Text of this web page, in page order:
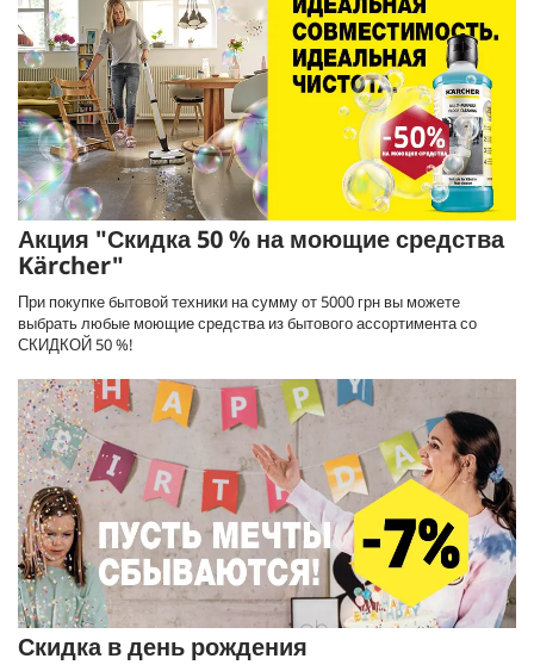
Акция "Скидка 50 % на моющие средства
Kärcher"
При покупке бытовой техники на сумму от 5000 грн вы можете
выбрать любые моющие средства из бытового ассортимента со
СКИДКОЙ 50 %!
Скидка в день рождения